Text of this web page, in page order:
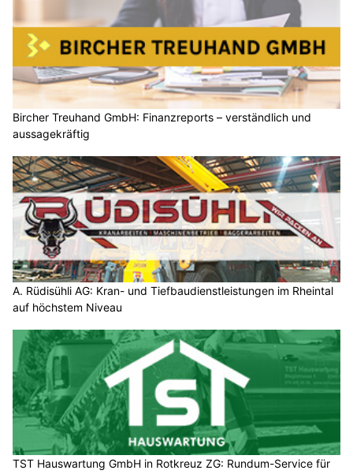
Bircher Treuhand GmbH: Finanzreports – verständlich und
aussagekräftig
A. Rüdisühli AG: Kran- und Tiefbaudienstleistungen im Rheintal
auf höchstem Niveau
TST Hauswartung GmbH in Rotkreuz ZG: Rundum-Service für